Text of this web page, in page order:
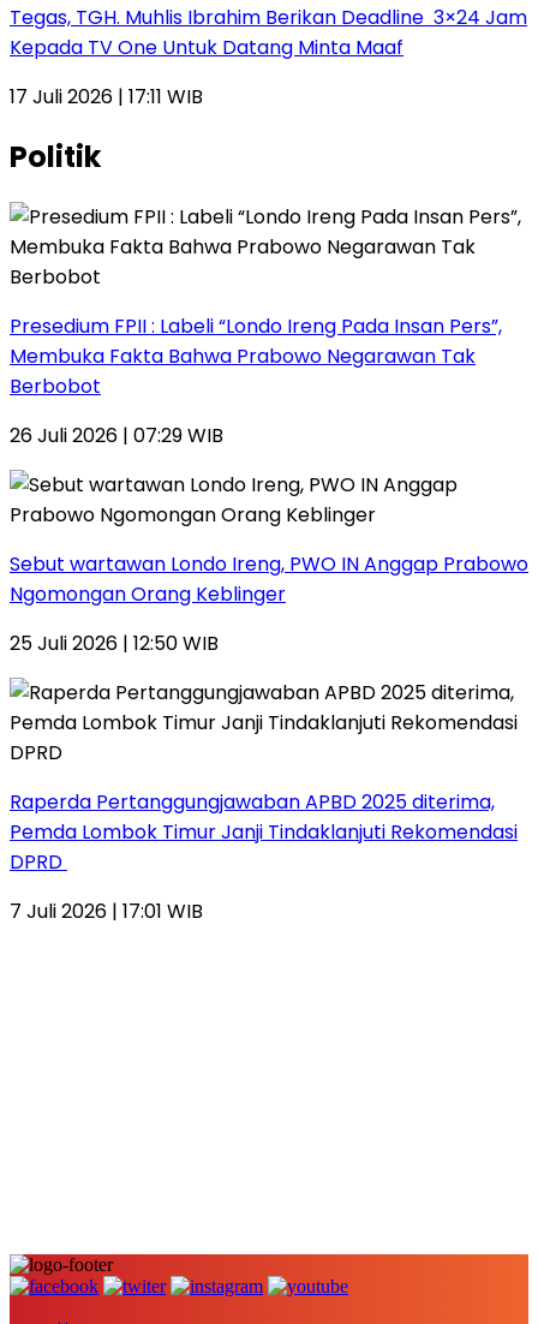
Tegas, TGH. Muhlis Ibrahim Berikan Deadline 3×24 Jam
Kepada TV One Untuk Datang Minta Maaf
17 Juli 2026 | 17:11 WIB
Politik
Presedium FPII : Labeli “Londo Ireng Pada Insan Pers”,
Membuka Fakta Bahwa Prabowo Negarawan Tak
Berbobot
26 Juli 2026 | 07:29 WIB
Sebut wartawan Londo Ireng, PWO IN Anggap Prabowo
Ngomongan Orang Keblinger
25 Juli 2026 | 12:50 WIB
Raperda Pertanggungjawaban APBD 2025 diterima,
Pemda Lombok Timur Janji Tindaklanjuti Rekomendasi
DPRD
7 Juli 2026 | 17:01 WIB